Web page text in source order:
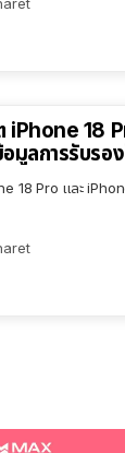
iPhone 18
มูลการรับรอ
18 Pro และ